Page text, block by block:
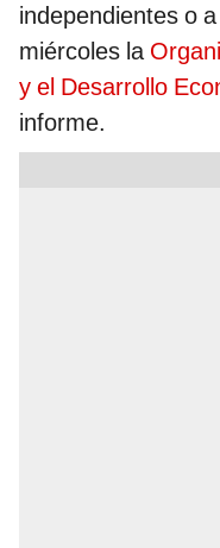
independientes o
miércoles la
y el Desarrollo
informe.